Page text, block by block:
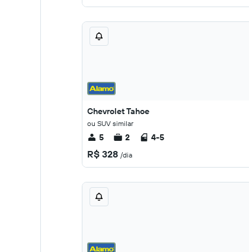
Chevrolet Tahoe
ou SUV similar
5 2 4-5
R$ 328 /dia